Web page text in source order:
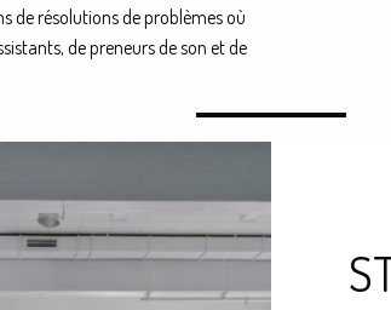
de résolutions de problèmes où
de preneurs de son et de